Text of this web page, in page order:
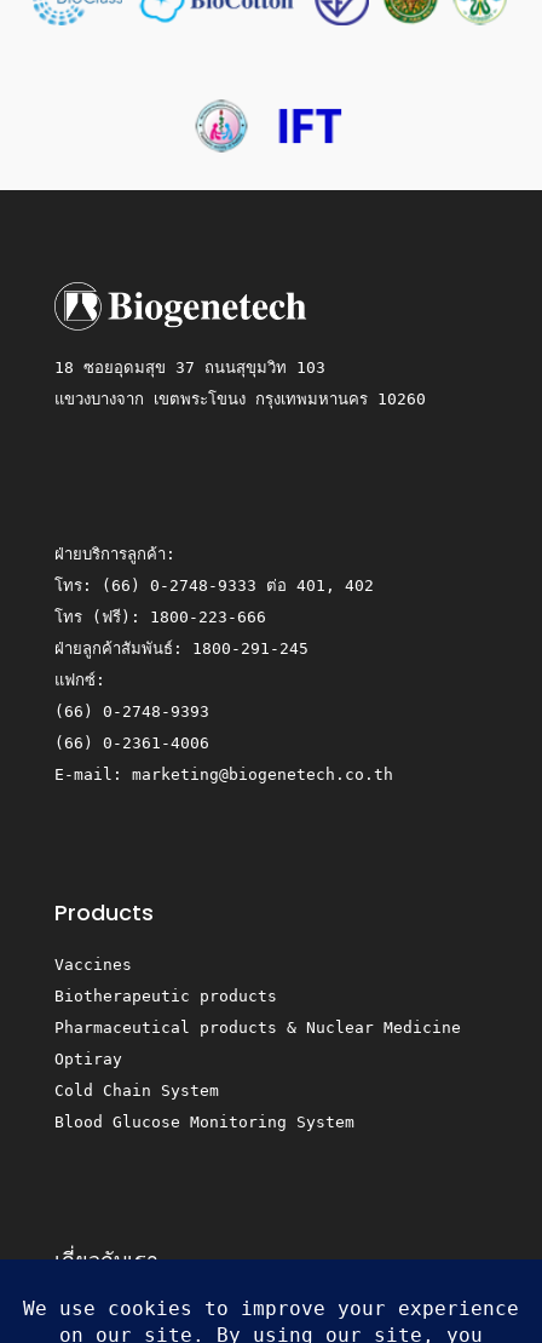
18 ซอยอุดมสุข 37 ถนนสุขุมวิท 103
แขวงบางจาก เขตพระโขนง กรุงเทพมหานคร 10260
ฝ่ายบริการลูกค้า:
โทร:
(66) 0-2748-9333 ต่อ 401, 402
โทร (ฟรี): 1800-223-666
ฝ่ายลูกค้าสัมพันธ์: 1800-291-245
แฟกซ์:
(66) 0-2748-9393
(66) 0-2361-4006
E-mail: marketing@biogenetech.co.th
Products
Vaccines
Biotherapeutic products
Pharmaceutical products & Nuclear Medicine
Optiray
Cold Chain System
Blood Glucose Monitoring System
เกี่ยวกับเรา
Business Partners